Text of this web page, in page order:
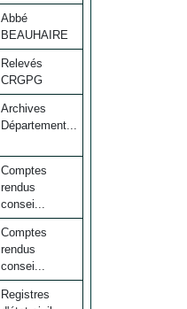
Abbé
BEAUHAIRE
Relevés
CRGPG
Archives
Département...
Comptes
rendus
consei...
Comptes
rendus
consei...
Registres